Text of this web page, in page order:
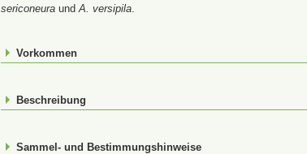
sericoneura undA. versipila.
Vorkommen
Beschreibung
Sammel- und Bestimmungshinweise